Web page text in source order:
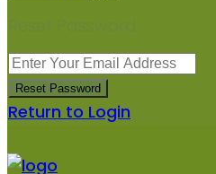
Reset Password
Reset Password
Return to Login